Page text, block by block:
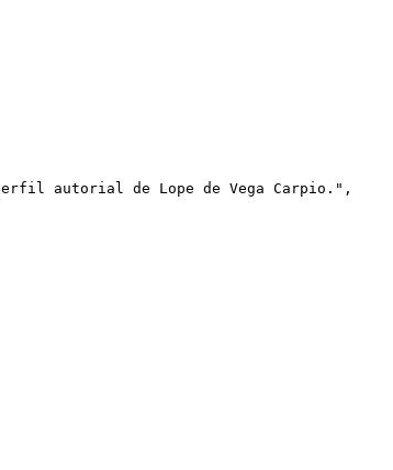
autorial de Lope de Vega Carpio.",